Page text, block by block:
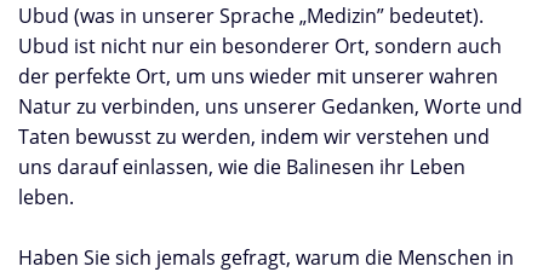
Ubud (was in unserer Sprache „Medizin” bedeutet).
Ubud ist nicht nur ein besonderer Ort, sondern auch
der perfekte Ort, um uns wieder mit unserer wahren
Natur zu verbinden, uns unserer Gedanken, Worte und
Taten bewusst zu werden, indem wir verstehen und
uns darauf einlassen, wie die Balinesen ihr Leben
leben.
Haben Sie sich jemals gefragt, warum die Menschen in